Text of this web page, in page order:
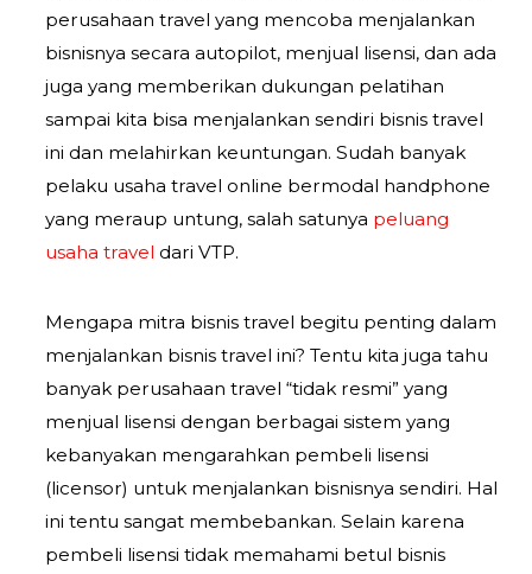
perusahaan travel yang mencoba menjalankan
bisnisnya secara autopilot, menjual lisensi, dan ada
juga yang memberikan dukungan pelatihan
sampai kita bisa menjalankan sendiri bisnis travel
ini dan melahirkan keuntungan. Sudah banyak
pelaku usaha travel online bermodal handphone
yang meraup untung, salah satunya peluang
usaha travel dari VTP.
Mengapa mitra bisnis travel begitu penting dalam
menjalankan bisnis travel ini? Tentu kita juga tahu
banyak perusahaan travel “tidak resmi” yang
menjual lisensi dengan berbagai sistem yang
kebanyakan mengarahkan pembeli lisensi
(licensor) untuk menjalankan bisnisnya sendiri. Hal
ini tentu sangat membebankan. Selain karena
pembeli lisensi tidak memahami betul bisnis